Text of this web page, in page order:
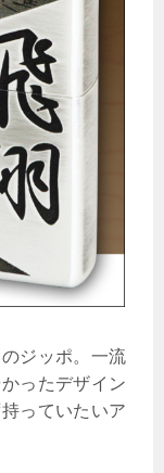
ジッポ。一流
ったデザイン
っていたいア